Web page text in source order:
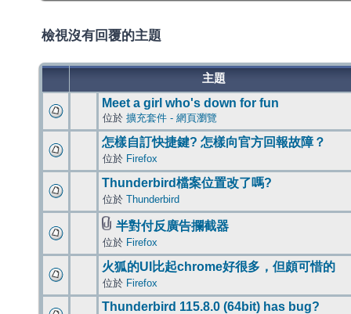
檢視沒有回覆的主題
主題
Meet a girl who's down for fun
位於 擴充套件 - 網頁瀏覽
怎樣自訂快捷鍵? 怎樣向官方回報故障？
位於 Firefox
Thunderbird檔案位置改了嗎?
位於 Thunderbird
半對付反廣告攔截器
位於 Firefox
火狐的UI比起chrome好很多，但頗可惜的
位於 Firefox
Thunderbird 115.8.0 (64bit) has bug?